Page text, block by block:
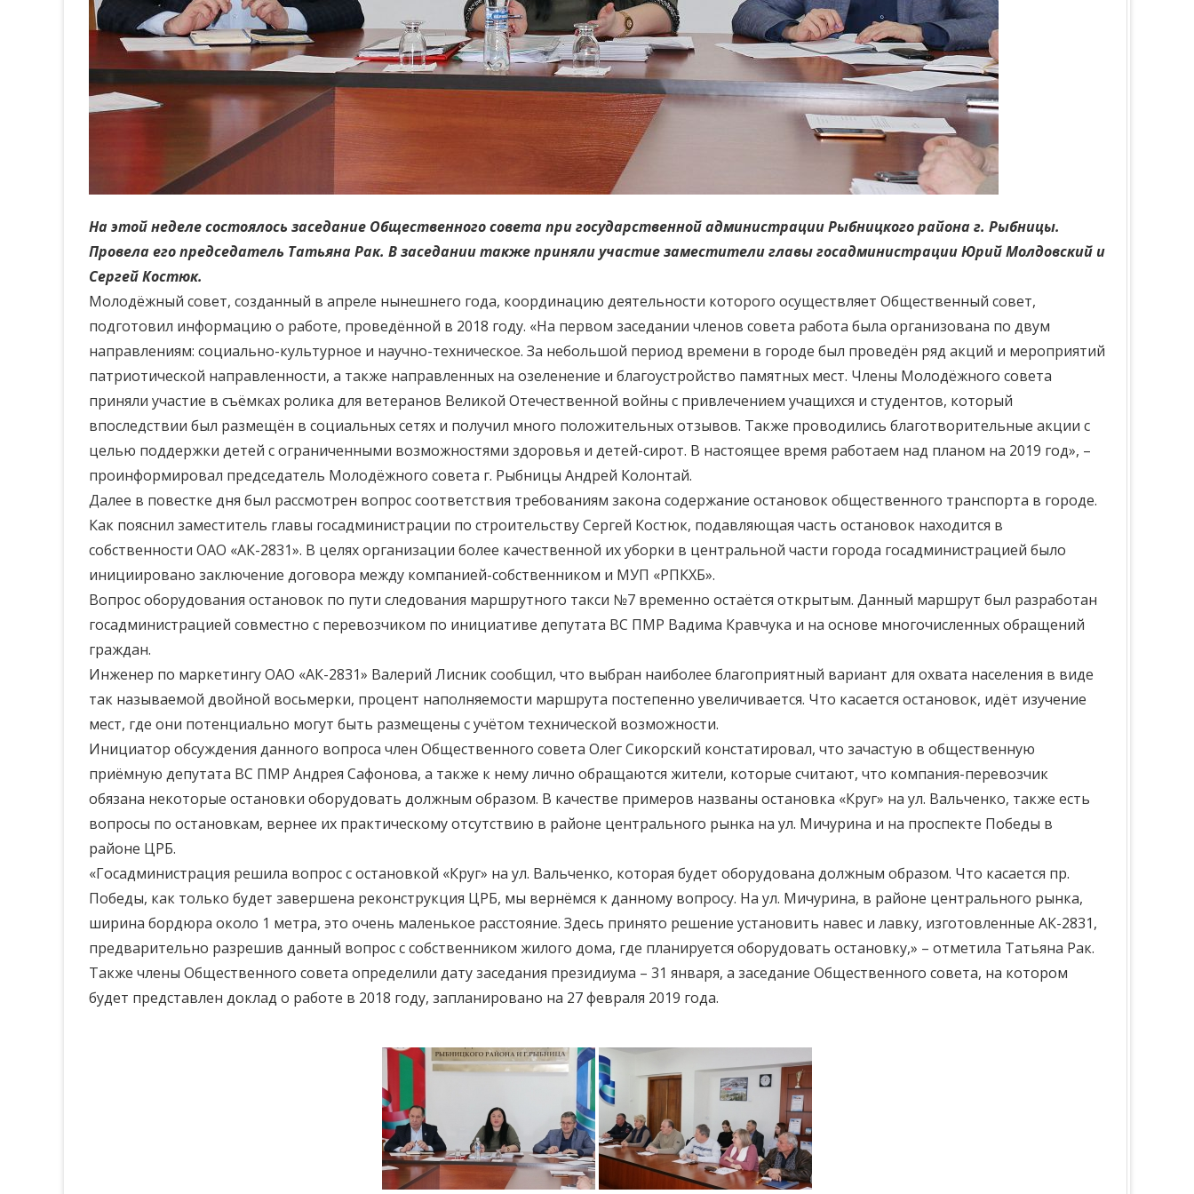
На этой неделе состоялось заседание Общественного совета при государственной администрации Рыбницкого района г. Рыбницы.
Провела его председатель Татьяна Рак. В заседании также приняли участие заместители главы госадминистрации Юрий Молдовский и
Сергей Костюк.
Молодёжный совет, созданный в апреле нынешнего года, координацию деятельности которого осуществляет Общественный совет,
подготовил информацию о работе, проведённой в 2018 году. «На первом заседании членов совета работа была организована по двум
направлениям: социально-культурное и научно-техническое. За небольшой период времени в городе был проведён ряд акций и мероприятий
патриотической направленности, а также направленных на озеленение и благоустройство памятных мест. Члены Молодёжного совета
приняли участие в съёмках ролика для ветеранов Великой Отечественной войны с привлечением учащихся и студентов, который
впоследствии был размещён в социальных сетях и получил много положительных отзывов. Также проводились благотворительные акции с
целью поддержки детей с ограниченными возможностями здоровья и детей-сирот. В настоящее время работаем над планом на 2019 год», –
проинформировал председатель Молодёжного совета г. Рыбницы Андрей Колонтай.
Далее в повестке дня был рассмотрен вопрос соответствия требованиям закона содержание остановок общественного транспорта в городе.
Как пояснил заместитель главы госадминистрации по строительству Сергей Костюк, подавляющая часть остановок находится в
собственности ОАО «АК-2831». В целях организации более качественной их уборки в центральной части города госадминистрацией было
инициировано заключение договора между компанией-собственником и МУП «РПКХБ».
Вопрос оборудования остановок по пути следования маршрутного такси №7 временно остаётся открытым. Данный маршрут был разработан
госадминистрацией совместно с перевозчиком по инициативе депутата ВС ПМР Вадима Кравчука и на основе многочисленных обращений
граждан.
Инженер по маркетингу ОАО «АК-2831» Валерий Лисник сообщил, что выбран наиболее благоприятный вариант для охвата населения в виде
так называемой двойной восьмерки, процент наполняемости маршрута постепенно увеличивается. Что касается остановок, идёт изучение
мест, где они потенциально могут быть размещены с учётом технической возможности.
Инициатор обсуждения данного вопроса член Общественного совета Олег Сикорский констатировал, что зачастую в общественную
приёмную депутата ВС ПМР Андрея Сафонова, а также к нему лично обращаются жители, которые считают, что компания-перевозчик
обязана некоторые остановки оборудовать должным образом. В качестве примеров названы остановка «Круг» на ул. Вальченко, также есть
вопросы по остановкам, вернее их практическому отсутствию в районе центрального рынка на ул. Мичурина и на проспекте Победы в
районе ЦРБ.
«Госадминистрация решила вопрос с остановкой «Круг» на ул. Вальченко, которая будет оборудована должным образом. Что касается пр.
Победы, как только будет завершена реконструкция ЦРБ, мы вернёмся к данному вопросу. На ул. Мичурина, в районе центрального рынка,
ширина бордюра около 1 метра, это очень маленькое расстояние. Здесь принято решение установить навес и лавку, изготовленные АК-2831,
предварительно разрешив данный вопрос с собственником жилого дома, где планируется оборудовать остановку,» – отметила Татьяна Рак.
Также члены Общественного совета определили дату заседания президиума – 31 января, а заседание Общественного совета, на котором
будет представлен доклад о работе в 2018 году, запланировано на 27 февраля 2019 года.